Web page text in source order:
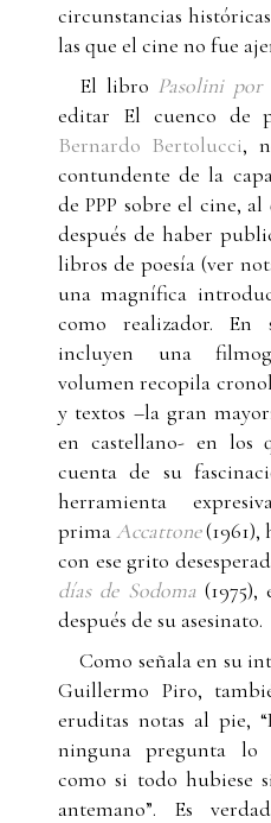
circunstancias
las que el cine no fue
El libro Pasolini por
editar El cuenco de
Bernardo Bertolucci,
contundente de la
de PPP sobre el cine,
después de haber
libros de poesía (ver
una magnífica
como realizador. En
incluyen una
volumen recopila
y textos –la gran
en castellano- en los
cuenta de su
herramienta
primaAccattone(1961),
con ese grito
días de Sodoma (1975),
después de su asesinato.
Como señala en su
Guillermo Piro,
eruditas notas al pie,
ninguna pregunta lo
como si todo hubiese
antemano”. Es